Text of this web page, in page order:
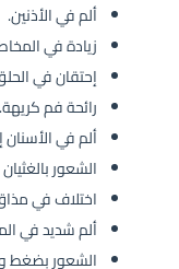
ألم في الأذنين.
زيادة في
إحتقان في
رائحة فم كريهة.
ألم في الأسنان
الشعور
اختلاف في
ألم شديد في
الشعور بضغط